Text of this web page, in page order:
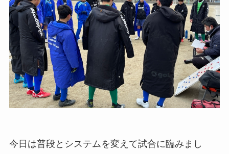
今日は普段とシステムを変えて試合に臨みまし